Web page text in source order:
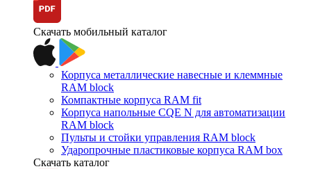
Скачать мобильный каталог
Корпуса металлические навесные и клеммные
RAM block
Компактные корпуса RAM fit
Корпуса напольные CQE N для автоматизации
RAM block
Пульты и стойки управления RAM block
Ударопрочные пластиковые корпуса RAM box
Скачать каталог